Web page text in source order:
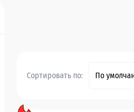
Сортировать по: По